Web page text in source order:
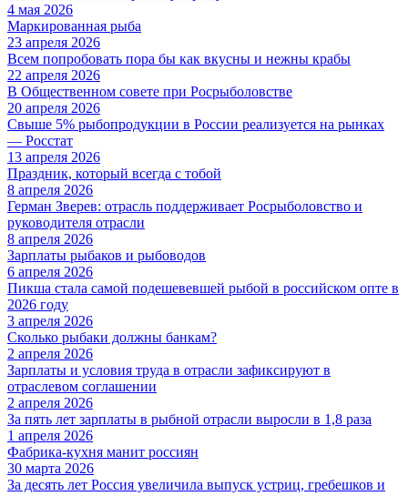
4 мая 2026
Маркированная рыба
23 апреля 2026
Всем попробовать пора бы как вкусны и нежны крабы
22 апреля 2026
В Общественном совете при Росрыболовстве
20 апреля 2026
Свыше 5% рыбопродукции в России реализуется на рынках
— Росстат
13 апреля 2026
Праздник, который всегда с тобой
8 апреля 2026
Герман Зверев: отрасль поддерживает Росрыболовство и
руководителя отрасли
8 апреля 2026
Зарплаты рыбаков и рыбоводов
6 апреля 2026
Пикша стала самой подешевевшей рыбой в российском опте в
2026 году
3 апреля 2026
Сколько рыбаки должны банкам?
2 апреля 2026
Зарплаты и условия труда в отрасли зафиксируют в
отраслевом соглашении
2 апреля 2026
За пять лет зарплаты в рыбной отрасли выросли в 1,8 раза
1 апреля 2026
Фабрика-кухня манит россиян
30 марта 2026
За десять лет Россия увеличила выпуск устриц, гребешков и